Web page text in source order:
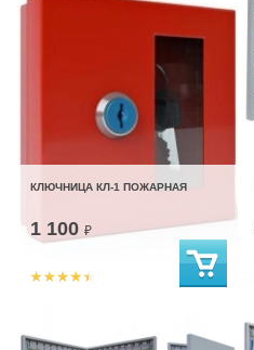
КЛЮЧНИЦА КЛ-1 ПОЖАРНАЯ
1 100 ₽